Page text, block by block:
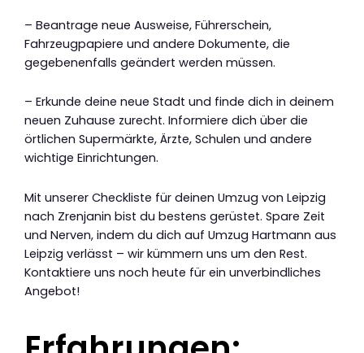
– Beantrage neue Ausweise, Führerschein,
Fahrzeugpapiere und andere Dokumente, die
gegebenenfalls geändert werden müssen.
– Erkunde deine neue Stadt und finde dich in deinem
neuen Zuhause zurecht. Informiere dich über die
örtlichen Supermärkte, Ärzte, Schulen und andere
wichtige Einrichtungen.
Mit unserer Checkliste für deinen Umzug von Leipzig
nach Zrenjanin bist du bestens gerüstet. Spare Zeit
und Nerven, indem du dich auf Umzug Hartmann aus
Leipzig verlässt – wir kümmern uns um den Rest.
Kontaktiere uns noch heute für ein unverbindliches
Angebot!